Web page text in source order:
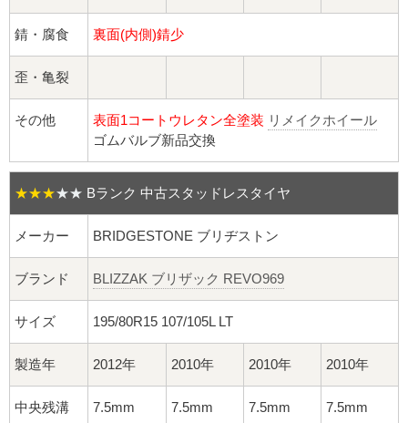
ショート球面ナット
貫通ナット
袋ナット
ロング袋ナット
ショート袋ナット
スチール鉄ホイール
持ち込み交換工賃
錆・腐食 裏面(内側)錆少
歪・亀裂
その他 表面1コートウレタン全塗装 リメイクホイール
ゴムバルブ新品交換
★★★★★ Bランク 中古スタッドレスタイヤ
メーカー BRIDGESTONE ブリヂストン
ブランド BLIZZAK ブリザック REVO969
サイズ 195/80R15 107/105L LT
製造年 2012年 2010年 2010年 2010年
中央残溝 7.5mm 7.5mm 7.5mm 7.5mm